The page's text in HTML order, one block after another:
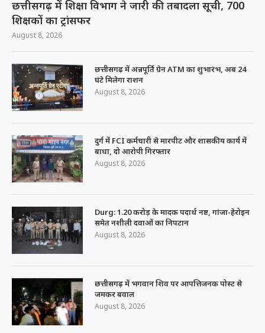
छत्तीसगढ़ में शिक्षा विभाग ने जारी की तबादला सूची, 700
शिक्षकों का ट्रांसफर
August 8, 2026
छत्तीसगढ़ में अन्नपूर्ति ग्रेन ATM का शुभारंभ, अब 24
घंटे मिलेगा राशन
August 8, 2026
दुर्ग में FCI कर्मचारी से मारपीट और शासकीय कार्य में
बाधा, दो आरोपी गिरफ्तार
August 8, 2026
Durg: 1.20 करोड़ के मादक पदार्थ नष्ट, गांजा-हेरोइन
समेत नशीली दवाओं का निपटान
August 8, 2026
छत्तीसगढ़ में भगवान शिव पर आपत्तिजनक पोस्ट से
जमकर बवाल
August 8, 2026